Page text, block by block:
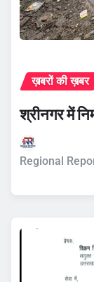
ख़बरों की ख़बर
श्रीनगर में
Regional